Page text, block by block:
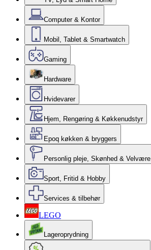
Computer & Kontor
Mobil, Tablet & Smartwatch
Gaming
Hardware
Hvidevarer
Hjem, Rengøring & Køkkenudstyr
Epoq køkken & bryggers
Personlig pleje, Skønhed & Velvære
Sport, Fritid & Hobby
Services & tilbehør
LEGO
Lageroprydning